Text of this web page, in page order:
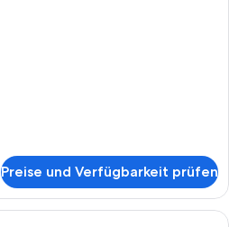
Preise und Verfügbarkeit prüfen